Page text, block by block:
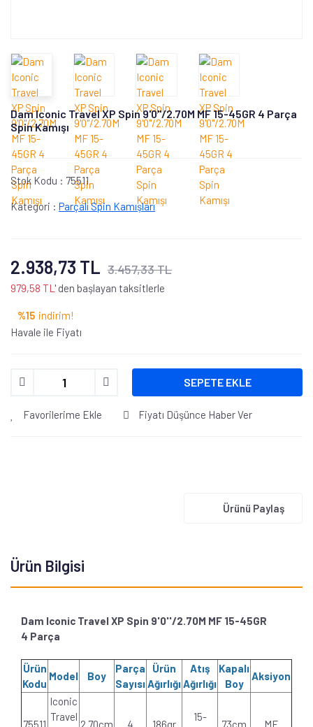
Dam Iconic Travel XP Spin 9'0''/2.70M MF 15-45GR 4 Parça
Spin Kamışı
Stok Kodu : 75511
Kategori : Parçalı Spin Kamışları
2.938,73 TL 3.457,33 TL
979,58 TL ' den başlayan taksitlerle
%15 indirim!
Havale ile Fiyatı
SEPETE EKLE
Favorilerime Ekle Fiyatı Düşünce Haber Ver
Ürünü Paylaş
Ürün Bilgisi
Dam Iconic Travel XP Spin 9'0''/2.70M MF 15-45GR
4 Parça
Ürün
Kodu
Model Boy
Parça
Sayısı
Ürün
Ağırlığı
Atış
Ağırlığı
Kapalı
Boy
Aksiyon
75511
Iconic
Travel
2.70cm 4 186gr
15-
73cm MF